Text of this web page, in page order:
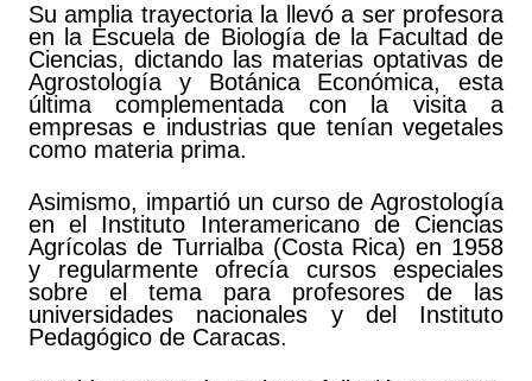
Su amplia trayectoria la llevó a ser profesora
en la Escuela de Biología de la Facultad de
Ciencias, dictando las materias optativas de
Agrostología y Botánica Económica, esta
última complementada con la visita a
empresas e industrias que tenían vegetales
como materia prima.
Asimismo, impartió un curso de Agrostología
en el Instituto Interamericano de Ciencias
Agrícolas de Turrialba (Costa Rica) en 1958
y regularmente ofrecía cursos especiales
sobre el tema para profesores de las
universidades nacionales y del Instituto
Pedagógico de Caracas.